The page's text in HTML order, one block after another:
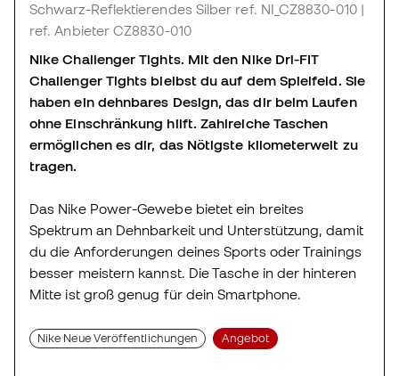
Schwarz-Reflektierendes Silber ref. NI_CZ8830-010 |
ref. Anbieter CZ8830-010
Nike Challenger Tights. Mit den Nike Dri-FIT
Challenger Tights bleibst du auf dem Spielfeld. Sie
haben ein dehnbares Design, das dir beim Laufen
ohne Einschränkung hilft. Zahlreiche Taschen
ermöglichen es dir, das Nötigste kilometerweit zu
tragen.
Das Nike Power-Gewebe bietet ein breites
Spektrum an Dehnbarkeit und Unterstützung, damit
du die Anforderungen deines Sports oder Trainings
besser meistern kannst. Die Tasche in der hinteren
Mitte ist groß genug für dein Smartphone.
Nike Neue Veröffentlichungen Angebot